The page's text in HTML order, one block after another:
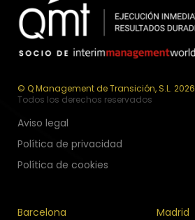
© Q Management de Transición, S.L. 2026
Todos los derechos reservados
Aviso legal
Política de privacidad
Política de cookies
Barcelona
Madrid